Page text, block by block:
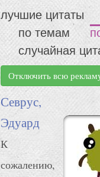
лучшие цитаты
по темам
случайная
Отключить всю
Севрус,
Эдуард
К
сожалению,